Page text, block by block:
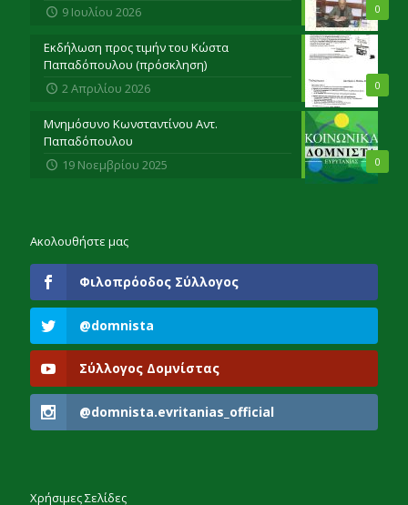
0
9 Ιουλίου 2026
0
Εκδήλωση προς τιμήν του Κώστα
Παπαδόπουλου (πρόσκληση)
2 Απριλίου 2026
0
Μνημόσυνο Κωνσταντίνου Αντ.
Παπαδόπουλου
19 Νοεμβρίου 2025
Ακολουθήστε μας
Φιλοπρόοδος Σύλλογος
@domnista
Σύλλογος Δομνίστας
@domnista.evritanias_official
Χρήσιμες Σελίδες